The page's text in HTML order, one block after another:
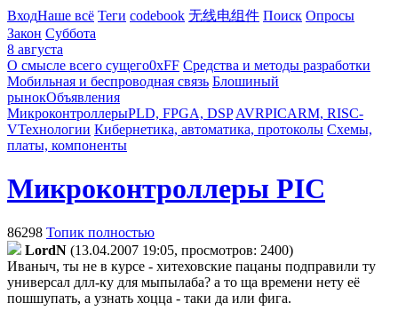
ВходНаше всё Теги codebook 无线电组件 Поиск Опросы
Закон Суббота
8 августа
О смысле всего сущего0xFF Средства и методы разработки
Мобильная и беспроводная связь Блошиный
рынокОбъявления
МикроконтроллерыPLD, FPGA, DSP AVRPICARM, RISC-
VТехнологии Кибернетика, автоматика, протоколы Схемы,
платы, компоненты
Микроконтроллеры PIC
86298 Топик полностью
LordN (13.04.2007 19:05, просмотров: 2400)
Иваныч, ты не в курсе - хитеховские пацаны подправили ту
универсал длл-ку для мыпылаба? а то ща времени нету её
пошшупать, а узнать хоцца - таки да или фига.